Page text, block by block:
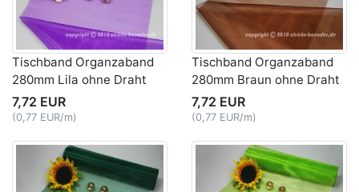
Tischband Organzaband
280mm Lila ohne Draht
7,72 EUR
(0,77 EUR/m)
Tischband Organzaband
280mm Braun ohne Draht
7,72 EUR
(0,77 EUR/m)